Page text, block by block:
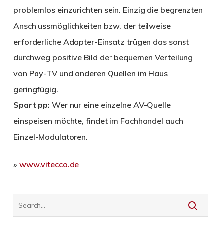
problemlos einzurichten sein. Einzig die begrenzten
Anschlussmöglichkeiten bzw. der teilweise
erforderliche Adapter-Einsatz trügen das sonst
durchweg positive Bild der bequemen Verteilung
von Pay-TV und anderen Quellen im Haus
geringfügig.
Spartipp: Wer nur eine einzelne AV-Quelle
einspeisen möchte, findet im Fachhandel auch
Einzel-Modulatoren.
» www.vitecco.de